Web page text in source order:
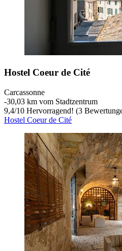
Hostel Coeur de Cité
Carcassonne
‐30,03 km vom Stadtzentrum
9,4/10 Hervorragend! (3
Hostel Coeur de Cité